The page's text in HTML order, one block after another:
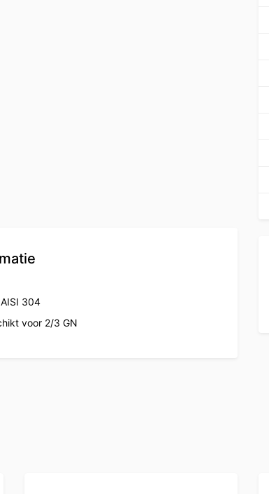
AISI 304
voor 2/3 GN